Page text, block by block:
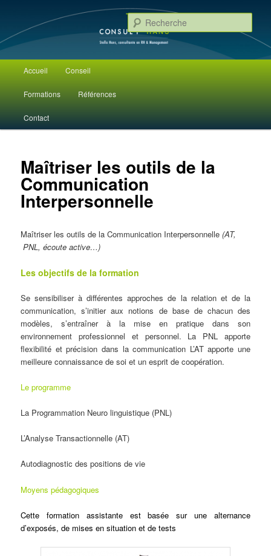
Stella Hans, consultante en RH & Management
Aller au contenu principal
Aller au contenu secondaire
Accueil Conseil
Formations Références
Contact
Maîtriser les outils de la
Communication
Interpersonnelle
Maîtriser les outils de la Communication Interpersonnelle(AT,
PNL, écoute active…)
Les objectifs de la formation
Se sensibiliser à différentes approches de la relation et de la
communication, s’initier aux notions de base de chacun des
modèles, s’entraîner à la mise en pratique dans son
environnement professionnel et personnel. La PNL apporte
flexibilité et précision dans la communication L’AT apporte une
meilleure connaissance de soi et un esprit de coopération.
Le programme
La Programmation Neuro linguistique (PNL)
L’Analyse Transactionnelle (AT)
Autodiagnostic des positions de vie
Moyens pédagogiques
Cette formation assistante est basée sur une alternance
d’exposés, de mises en situation et de tests